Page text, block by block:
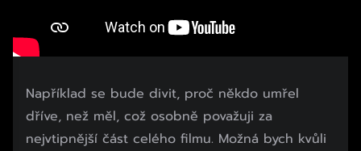
Například se bude divit, proč někdo umřel
dříve, než měl, což osobně považuji za
nejvtipnější část celého filmu. Možná bych kvůli